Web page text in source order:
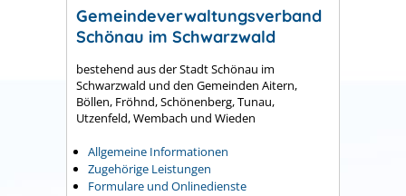
Gemeindeverwaltungsverband
Schönau im Schwarzwald
bestehend aus der Stadt Schönau im
Schwarzwald und den Gemeinden Aitern,
Böllen, Fröhnd, Schönenberg, Tunau,
Utzenfeld, Wembach und Wieden
Allgemeine Informationen
Zugehörige Leistungen
Formulare und Onlinedienste